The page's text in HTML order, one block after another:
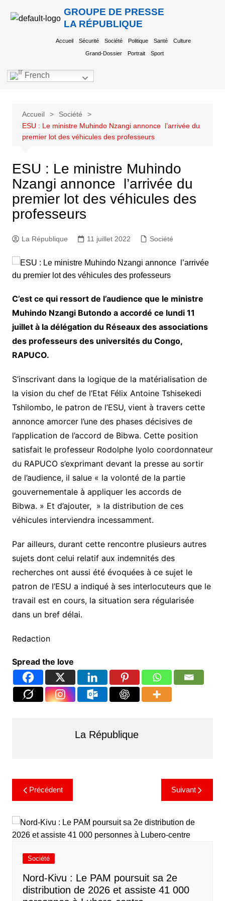
GROUPE DE PRESSE
LA RÉPUBLIQUE
Accueil Sécurité Société Politique Santé Culture
Grand-Dossier Portrait Sport
French
Accueil
Société
ESU : Le ministre Muhindo Nzangi annonce l’arrivée du
premier lot des véhicules des professeurs
ESU : Le ministre Muhindo
Nzangi annonce l’arrivée du
premier lot des véhicules des
professeurs
La République 11 juillet 2022 Société
C’est ce qui ressort de l’audience que le ministre
Muhindo Nzangi Butondo a accordé ce lundi 11
juillet à la délégation du Réseaux des associations
des professeurs des universités du Congo,
RAPUCO.
S’inscrivant dans la logique de la matérialisation de
la vision du chef de l’Etat Félix Antoine Tshisekedi
Tshilombo, le patron de l’ESU, vient à travers cette
annonce amorcer l’une des phases décisives de
l’application de l’accord de Bibwa. Cette position
satisfait le professeur Rodolphe Iyolo coordonnateur
du RAPUCO s’exprimant devant la presse au sortir
de l’audience, il salue « la volonté de la partie
gouvernementale à appliquer les accords de
Bibwa. » Et d’ajouter, » la distribution de ces
véhicules interviendra incessamment.
Par ailleurs, durant cette rencontre plusieurs autres
sujets dont celui relatif aux indemnités des
recherches ont aussi été évoquées à ce sujet le
patron de l’ESU a indiqué à ses interlocuteurs que le
travail est en cours, la situation sera régularisée
dans un bref délai.
Redaction
Spread the love
La République
Précédent Suivant
Société
Nord-Kivu : Le PAM poursuit sa 2e
distribution de 2026 et assiste 41 000